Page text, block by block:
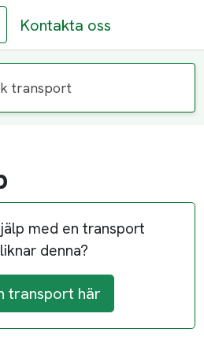
Kontakta oss
transport
med en transport
denna?
transport här